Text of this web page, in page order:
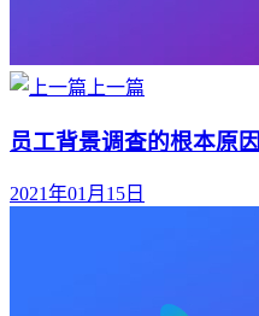
上一篇
员工背景调查的根本原因
2021年01月15日